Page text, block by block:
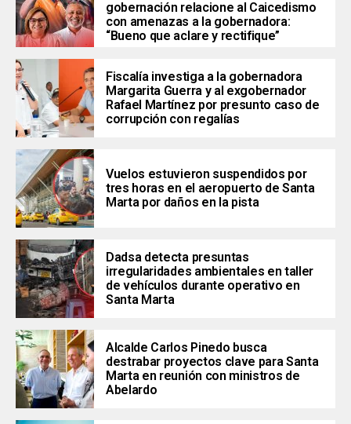
gobernación relacione al Caicedismo
con amenazas a la gobernadora:
“Bueno que aclare y rectifique”
Fiscalía investiga a la gobernadora
Margarita Guerra y al exgobernador
Rafael Martínez por presunto caso de
corrupción con regalías
Vuelos estuvieron suspendidos por
tres horas en el aeropuerto de Santa
Marta por daños en la pista
Dadsa detecta presuntas
irregularidades ambientales en taller
de vehículos durante operativo en
Santa Marta
Alcalde Carlos Pinedo busca
destrabar proyectos clave para Santa
Marta en reunión con ministros de
Abelardo